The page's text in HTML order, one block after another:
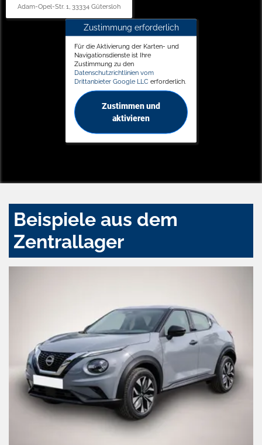
Adam-Opel-Str. 1, 33334 Gütersloh
Zustimmung erforderlich
Für die Aktivierung der Karten- und
Navigationsdienste ist Ihre
Zustimmung zu den
Datenschutzrichtlinien vom
Drittanbieter Google LLC erforderlich.
Zustimmen und
aktivieren
Beispiele aus dem
Zentrallager